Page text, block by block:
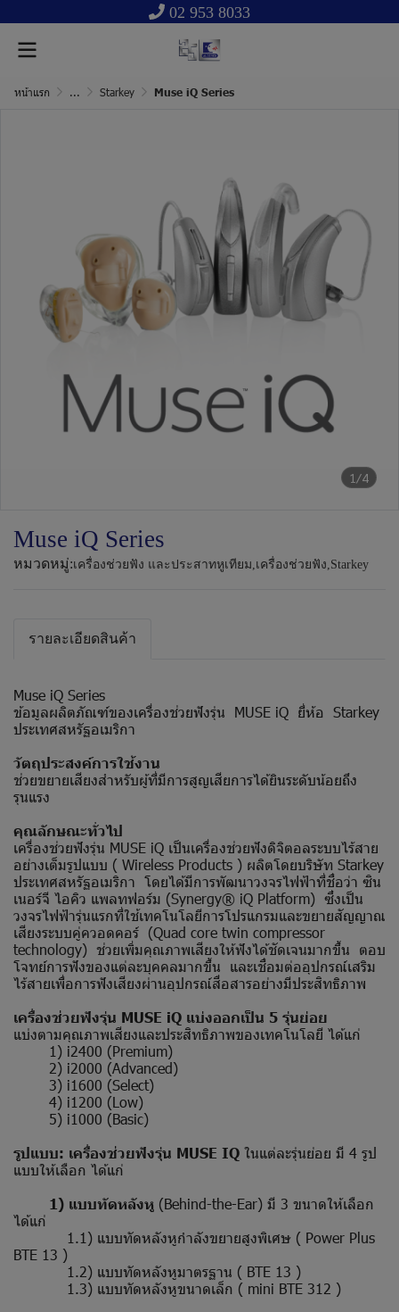
02 953 8033
หน้าแรก ... Starkey Muse iQ Series
1/4
Muse iQ Series
หมวดหมู่:เครื่องช่วยฟัง และประสาทหูเทียม,เครื่องช่วยฟัง,Starkey
รายละเอียดสินค้า
Muse iQ Series
ข้อมูลผลิตภัณฑ์ของเครื่องช่วยฟังรุ่น MUSE iQ ยี่ห้อ Starkey
ประเทศสหรัฐอเมริกา
วัตถุประสงค์การใช้งาน
ช่วยขยายเสียงสำหรับผู้ที่มีการสูญเสียการได้ยินระดับน้อยถึง
รุนแรง
คุณลักษณะทั่วไป
เครื่องช่วยฟังรุ่น MUSE iQ เป็นเครื่องช่วยฟังดิจิตอลระบบไร้สาย
อย่างเต็มรูปแบบ ( Wireless Products ) ผลิตโดยบริษัท Starkey
ประเทศสหรัฐอเมริกา โดยได้มีการพัฒนาวงจรไฟฟ้าที่ชื่อว่า ซิน
เนอร์จี ไอคิว แพลทฟอร์ม (Synergy® iQ Platform) ซึ่งเป็น
วงจรไฟฟ้ารุ่นแรกที่ใช้เทคโนโลยีการโปรแกรมและขยายสัญญาณ
เสียงระบบคู่ควอดคอร์ (Quad core twin compressor
technology) ช่วยเพิ่มคุณภาพเสียงให้ฟังได้ชัดเจนมากขึ้น ตอบ
โจทย์การฟังของแต่ละบุคคลมากขึ้น และเชื่อมต่ออุปกรณ์เสริม
ไร้สายเพื่อการฟังเสียงผ่านอุปกรณ์สื่อสารอย่างมีประสิทธิภาพ
เครื่องช่วยฟังรุ่น MUSE iQ แบ่งออกเป็น 5 รุ่นย่อย
แบ่งตามคุณภาพเสียงและประสิทธิภาพของเทคโนโลยี ได้แก่
1) i2400 (Premium)
2) i2000 (Advanced)
3) i1600 (Select)
4) i1200 (Low)
5) i1000 (Basic)
รูปแบบ: เครื่องช่วยฟังรุ่น MUSE IQ ในแต่ละรุ่นย่อย มี 4 รูป
แบบให้เลือก ได้แก่
1) แบบทัดหลังหู (Behind-the-Ear) มี 3 ขนาดให้เลือก
ได้แก่
1.1) แบบทัดหลังหูกำลังขยายสูงพิเศษ ( Power Plus
BTE 13 )
1.2) แบบทัดหลังหูมาตรฐาน ( BTE 13 )
1.3) แบบทัดหลังหูขนาดเล็ก ( mini BTE 312 )